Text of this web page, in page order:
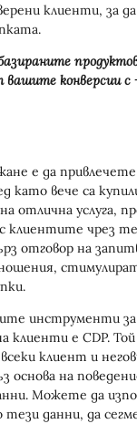
клиенти, за
конверсии с
е да
като вече са
отлична услуга,
клиентите чрез
отговор на
инструменти за
клиенти е CDP.
клиент и
основа на
Можете да
тези данни, да